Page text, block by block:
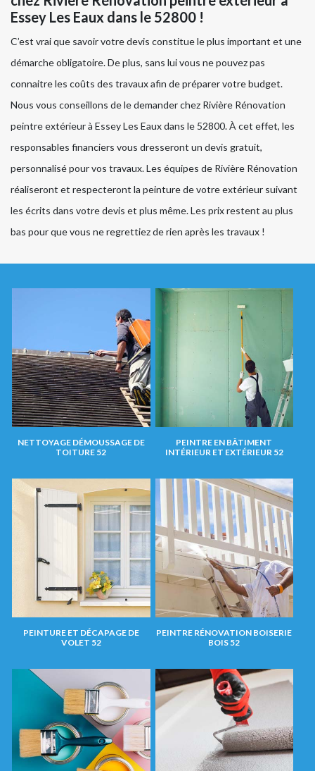
Essey Les Eaux dans le 52800 !
C’est vrai que savoir votre devis constitue le plus important et une
démarche obligatoire. De plus, sans lui vous ne pouvez pas
connaitre les coûts des travaux afin de préparer votre budget.
Nous vous conseillons de le demander chez Rivière Rénovation
peintre extérieur à Essey Les Eaux dans le 52800. À cet effet, les
responsables financiers vous dresseront un devis gratuit,
personnalisé pour vos travaux. Les équipes de Rivière Rénovation
réaliseront et respecteront la peinture de votre extérieur suivant
les écrits dans votre devis et plus même. Les prix restent au plus
bas pour que vous ne regrettiez de rien après les travaux !
NETTOYAGE DÉMOUSSAGE DE
TOITURE 52
PEINTRE EN BÂTIMENT
INTÉRIEUR ET EXTÉRIEUR 52
PEINTURE ET DÉCAPAGE DE
VOLET 52
PEINTRE RÉNOVATION BOISERIE
BOIS 52